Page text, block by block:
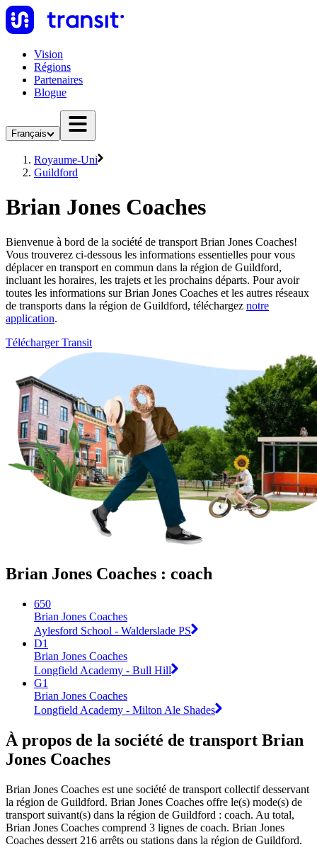
Vision
Régions
Partenaires
Blogue
Français
Royaume-Uni
Guildford
Brian Jones Coaches
Bienvenue à bord de la société de transport Brian Jones Coaches!
Vous trouverez ci-dessous les informations essentielles pour vous
déplacer en transport en commun dans la région de Guildford,
incluant les horaires, les trajets et les prochains départs. Pour avoir
toutes les informations sur Brian Jones Coaches et les autres réseaux
de transports dans la région de Guildford, téléchargez notre
application.
Télécharger Transit
Brian Jones Coaches : coach
650
Brian Jones Coaches
Aylesford School - Walderslade PS
D1
Brian Jones Coaches
Longfield Academy - Bull Hill
G1
Brian Jones Coaches
Longfield Academy - Milton Ale Shades
À propos de la société de transport Brian
Jones Coaches
Brian Jones Coaches est une société de transport collectif desservant
la région de Guildford. Brian Jones Coaches offre le(s) mode(s) de
transport suivant(s) dans la région de Guildford : coach. Au total,
Brian Jones Coaches comprend 3 lignes de coach. Brian Jones
Coaches dessert 216 arrêts ou stations dans la région de Guildford.